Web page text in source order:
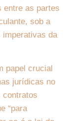
entre as partes
sob a
imperativas da
papel crucial
jurídicas no
contratos
“para